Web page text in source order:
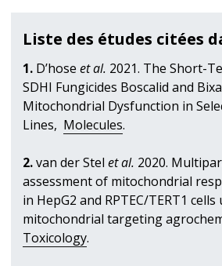
Liste des études citées
1. D’hose et al. 2021. The Short-
SDHI Fungicides Boscalid and
Mitochondrial Dysfunction in
Lines, Molecules.
2.van der Stel et al. 2020.
assessment of mitochondrial
in HepG2 and RPTEC/TERT1
mitochondrial targeting
Toxicology.